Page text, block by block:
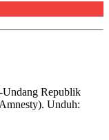
Republik
Unduh: